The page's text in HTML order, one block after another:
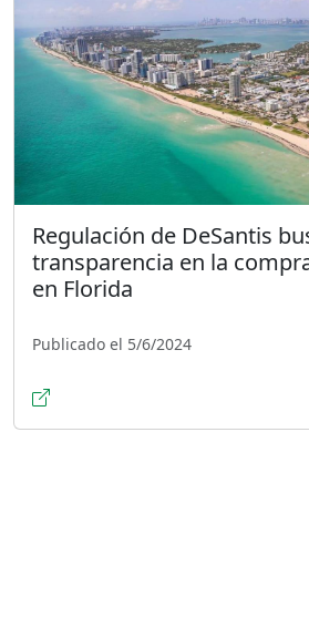
Regulación de DeSantis
transparencia en la
en Florida
Publicado el 5/6/2024